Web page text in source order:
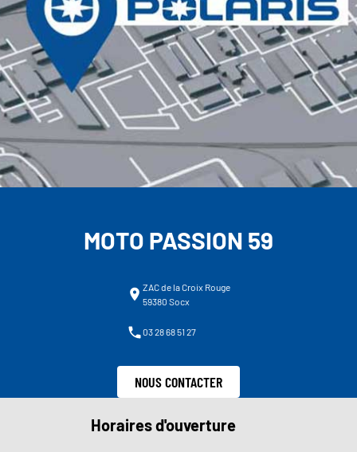
MOTO PASSION 59
ZAC de la Croix Rouge
59380 Socx
03 28 68 51 27
NOUS CONTACTER
Horaires d'ouverture